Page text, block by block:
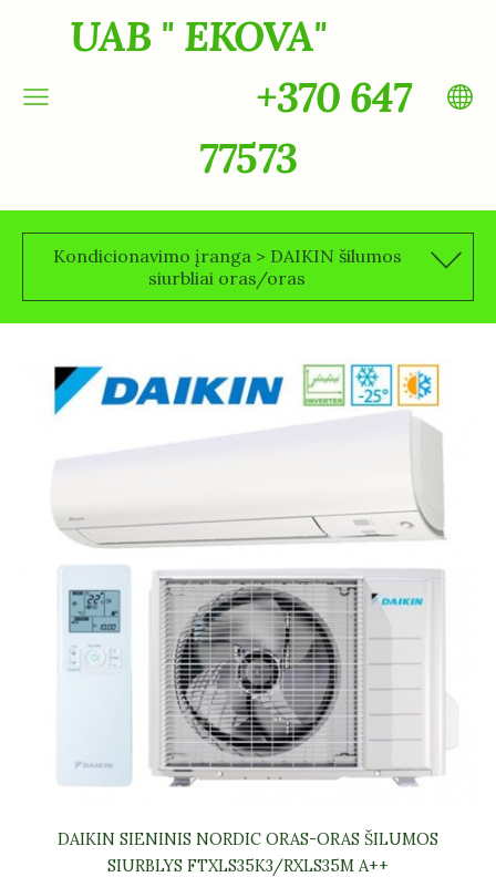
UAB " EKOVA"
+370 647
77573
Kondicionavimo įranga > DAIKIN šilumos
siurbliai oras/oras
DAIKIN SIENINIS NORDIC ORAS-ORAS ŠILUMOS
SIURBLYS FTXLS35K3/RXLS35M A++